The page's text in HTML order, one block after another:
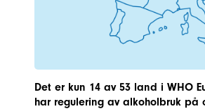
Det er kun 14 av 53 land i WHO
har regulering av alkoholbruk